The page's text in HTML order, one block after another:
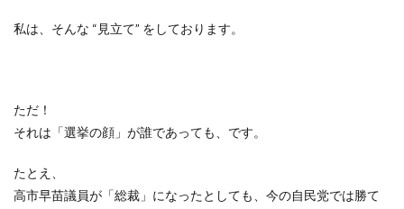
私は、そんな “見立て” をしております。
ただ！
それは「選挙の顔」が誰であっても、です。
たとえ、
高市早苗議員が「総裁」になったとしても、今の自民党では勝て